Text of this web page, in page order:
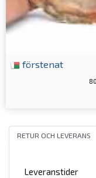
förstenat
RETUR OCH LEVERANS
Leveranstider